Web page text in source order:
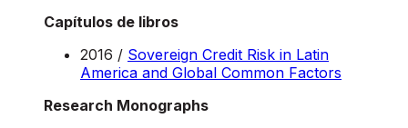
Capítulos de libros
2016 / Sovereign Credit Risk in Latin
America and Global Common Factors
Research Monographs